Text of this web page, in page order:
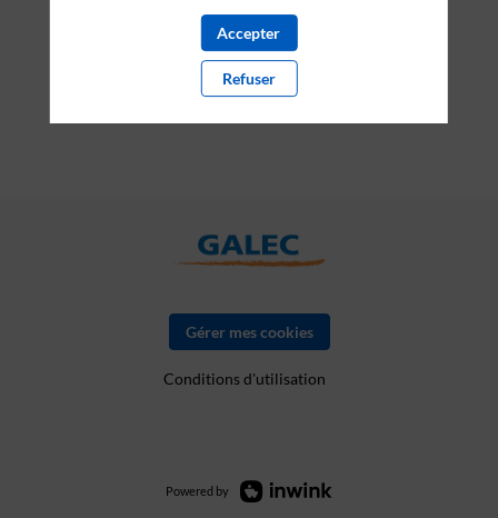
Gérer mes cookies
Conditions d'utilisation
Powered by
Accepter
Refuser